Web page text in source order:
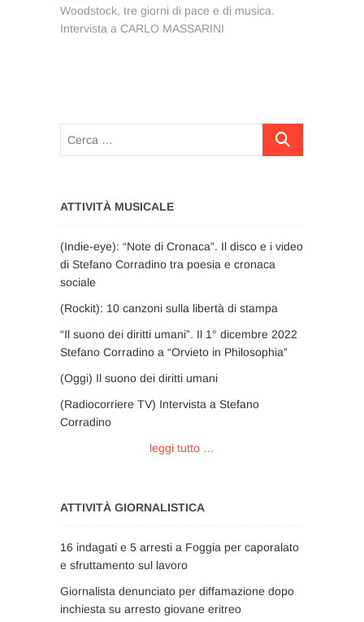
successivo:
Woodstock, tre giorni di pace e di musica.
Intervista a CARLO MASSARINI
Cerca
ATTIVITÀ MUSICALE
(Indie-eye): “Note di Cronaca”. Il disco e i video
di Stefano Corradino tra poesia e cronaca
sociale
(Rockit): 10 canzoni sulla libertà di stampa
“Il suono dei diritti umani”. Il 1° dicembre 2022
Stefano Corradino a “Orvieto in Philosophia”
(Oggi) Il suono dei diritti umani
(Radiocorriere TV) Intervista a Stefano
Corradino
leggi tutto …
ATTIVITÀ GIORNALISTICA
16 indagati e 5 arresti a Foggia per caporalato
e sfruttamento sul lavoro
Giornalista denunciato per diffamazione dopo
inchiesta su arresto giovane eritreo